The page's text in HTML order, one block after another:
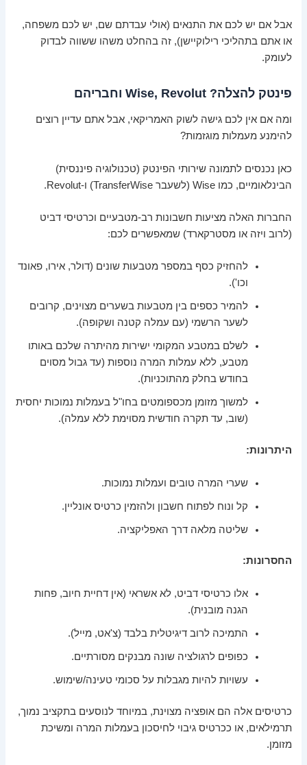
אבל אם יש לכם את התנאים (אולי עבדתם שם, יש לכם משפחה,
או אתם בתהליכי רילוקיישן), זה בהחלט משהו ששווה לבדוק
לעומק.
פינטק להצלה? Wise, Revolut וחבריהם
ומה אם אין לכם גישה לשוק האמריקאי, אבל אתם עדיין רוצים
להימנע מעמלות מוגזמות?
כאן נכנסים לתמונה שירותי הפינטק (טכנולוגיה פיננסית)
הבינלאומיים, כמו Wise (לשעבר TransferWise) ו-Revolut.
החברות האלה מציעות חשבונות רב-מטבעיים וכרטיסי דביט
(לרוב ויזה או מסטרקארד) שמאפשרים לכם:
להחזיק כסף במספר מטבעות שונים (דולר, אירו, פאונד
וכו').
להמיר כספים בין מטבעות בשערים מצוינים, קרובים
לשער הרשמי (עם עמלה קטנה ושקופה).
לשלם במטבע המקומי ישירות מהיתרה שלכם באותו
מטבע, ללא עמלות המרה נוספות (עד גבול מסוים
בחודש בחלק מהתוכניות).
למשוך מזומן מכספומטים בחו"ל בעמלות נמוכות יחסית
(שוב, עד תקרה חודשית מסוימת ללא עמלה).
היתרונות:
שערי המרה טובים ועמלות נמוכות.
קל ונוח לפתוח חשבון ולהזמין כרטיס אונליין.
שליטה מלאה דרך האפליקציה.
החסרונות:
אלו כרטיסי דביט, לא אשראי (אין דחיית חיוב, פחות
הגנה מובנית).
התמיכה לרוב דיגיטלית בלבד (צ'אט, מייל).
כפופים לרגולציה שונה מבנקים מסורתיים.
עשויות להיות מגבלות על סכומי טעינה/שימוש.
כרטיסים אלה הם אופציה מצוינת, במיוחד לנוסעים בתקציב נמוך,
תרמילאים, או ככרטיס גיבוי לחיסכון בעמלות המרה ומשיכת
מזומן.